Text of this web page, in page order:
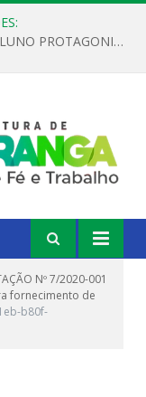
REGULAMENTO OFICIAL DO PRÊMIO ALUNO PROTAGONISTA – EDIÇÃO 2026
Nº 7/2020-001
fornecimento de
b80f-